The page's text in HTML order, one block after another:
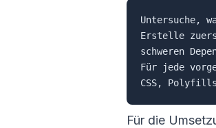
Untersuche,
Erstelle
schweren
Für jede
Für die